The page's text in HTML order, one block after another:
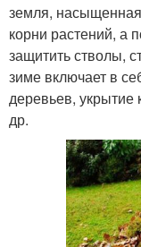
земля,
корни растений, а
защитить стволы,
зиме включает в
деревьев, укрытие
др.